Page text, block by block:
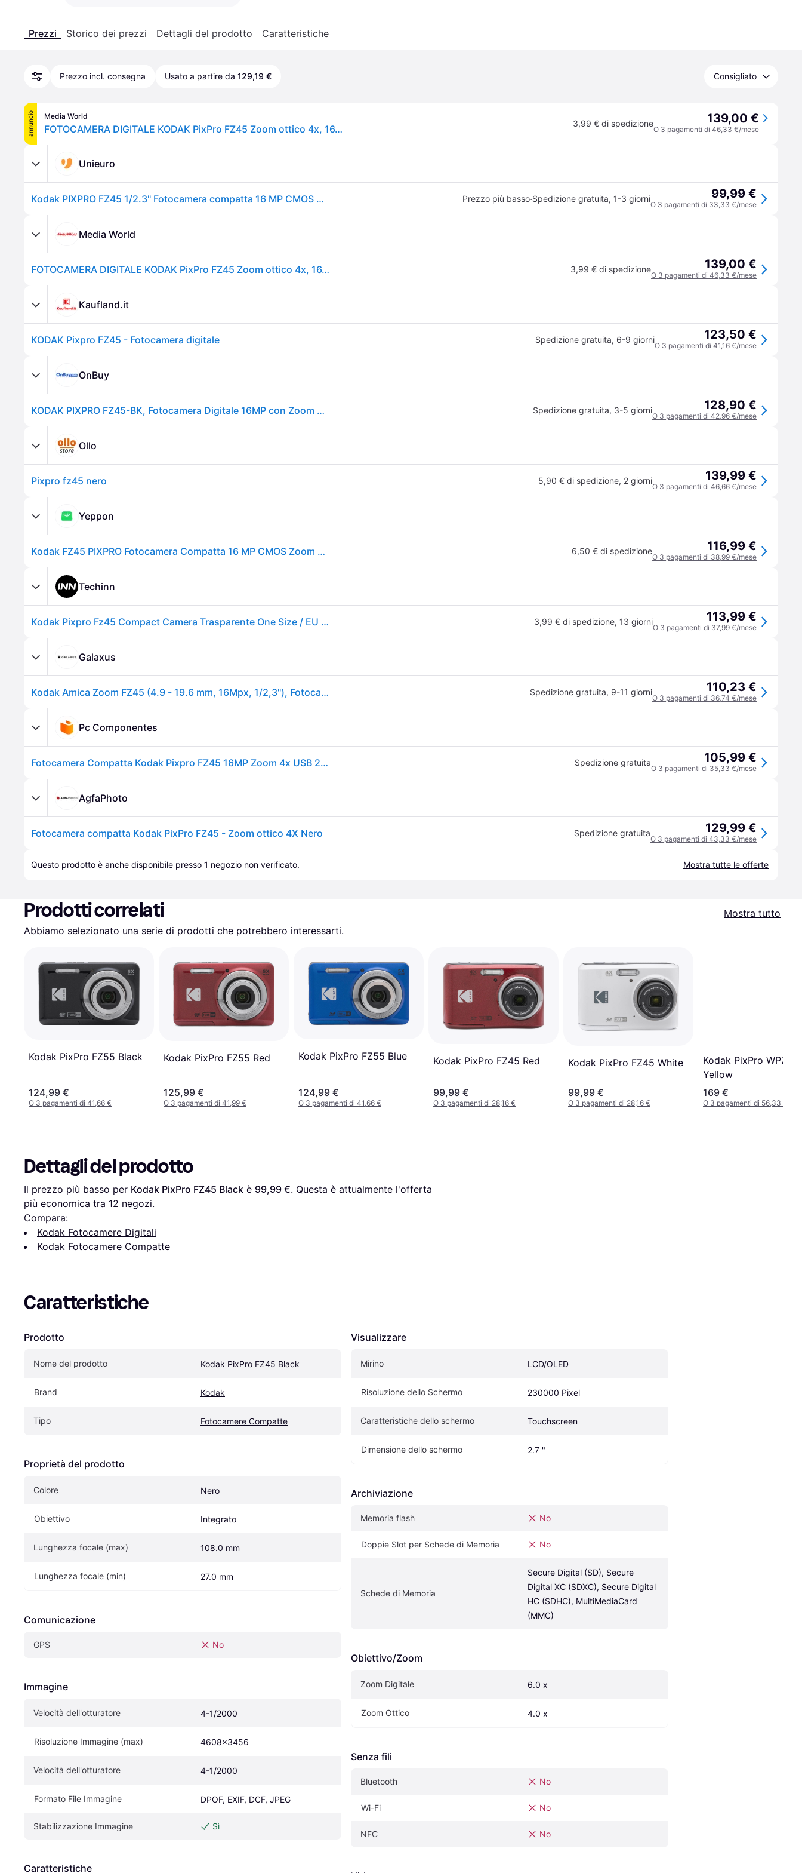
Prezzi Storico dei prezzi Dettagli del prodotto Caratteristiche
Prezzo incl. consegna Usato a partire da 129,19 € Consigliato
annuncio Media World
FOTOCAMERA DIGITALE KODAK PixPro FZ45 Zoom ottico 4x, 16,35 megapixel, NERO 3,99 € di spedizione 139,00 €
O 3 pagamenti di 46,33 €/mese
Unieuro
Kodak PIXPRO FZ45 1/2.3'' Fotocamera compatta 16 MP CMOS 4608 x 3456 Pixel Nero Prezzo più basso·Spedizione gratuita, 1-3 giorni 99,99 €
O 3 pagamenti di 33,33 €/mese
Media World
FOTOCAMERA DIGITALE KODAK PixPro FZ45 Zoom ottico 4x, 16,35 megapixel, NERO 3,99 € di spedizione 139,00 €
O 3 pagamenti di 46,33 €/mese
Kaufland.it
KODAK Pixpro FZ45 - Fotocamera digitale Spedizione gratuita, 6-9 giorni 123,50 €
O 3 pagamenti di 41,16 €/mese
OnBuy
KODAK PIXPRO FZ45-BK, Fotocamera Digitale 16MP con Zoom Ottico 4X, Angolo Larghezza 27mm, Schermo LCD 2 Spedizione gratuita, 3-5 giorni 128,90 €
O 3 pagamenti di 42,96 €/mese
Ollo
Pixpro fz45 nero 5,90 € di spedizione, 2 giorni 139,99 €
O 3 pagamenti di 46,66 €/mese
Yeppon
Kodak FZ45 PIXPRO Fotocamera Compatta 16 MP CMOS Zoom Ottico 4x Video Full HD 1080p colore Nero 6,50 € di spedizione 116,99 €
O 3 pagamenti di 38,99 €/mese
Techinn
Kodak Pixpro Fz45 Compact Camera Trasparente One Size / EU Plug 220V 3,99 € di spedizione, 13 giorni 113,99 €
O 3 pagamenti di 37,99 €/mese
Galaxus
Kodak Amica Zoom FZ45 (4.9 - 19.6 mm, 16Mpx, 1/2,3''), Fotocamera, Nero Spedizione gratuita, 9-11 giorni 110,23 €
O 3 pagamenti di 36,74 €/mese
Pc Componentes
Fotocamera Compatta Kodak Pixpro FZ45 16MP Zoom 4x USB 2.0 Stabilizzatore Nero Spedizione gratuita 105,99 €
O 3 pagamenti di 35,33 €/mese
AgfaPhoto
Fotocamera compatta Kodak PixPro FZ45 - Zoom ottico 4X Nero Spedizione gratuita 129,99 €
O 3 pagamenti di 43,33 €/mese
Questo prodotto è anche disponibile presso 1 negozio non verificato. Mostra tutte le offerte
Prodotti correlati
Mostra tutto
Abbiamo selezionato una serie di prodotti che potrebbero interessarti.
Kodak PixPro FZ55 Black
124,99 €
O 3 pagamenti di 41,66 €
Kodak PixPro FZ55 Red
125,99 €
O 3 pagamenti di 41,99 €
Kodak PixPro FZ55 Blue
124,99 €
O 3 pagamenti di 41,66 €
Kodak PixPro FZ45 Red
99,99 €
O 3 pagamenti di 28,16 €
Kodak PixPro FZ45 White
99,99 €
O 3 pagamenti di 28,16 €
Kodak PixPro WPZ2
Yellow
169 €
O 3 pagamenti di 56,33 €
Dettagli del prodotto
Il prezzo più basso per Kodak PixPro FZ45 Black è 99,99 €. Questa è attualmente l'offerta
più economica tra 12 negozi.
Compara:
Kodak Fotocamere Digitali
Kodak Fotocamere Compatte
Caratteristiche
Prodotto
Nome del prodotto Kodak PixPro FZ45 Black
Brand Kodak
Tipo Fotocamere Compatte
Proprietà del prodotto
Colore Nero
Obiettivo Integrato
Lunghezza focale (max) 108.0 mm
Lunghezza focale (min) 27.0 mm
Comunicazione
GPS No
Immagine
Velocità dell'otturatore 4-1/2000
Risoluzione Immagine (max) 4608x3456
Velocità dell'otturatore 4-1/2000
Formato File Immagine DPOF, EXIF, DCF, JPEG
Stabilizzazione Immagine Sì
Caratteristiche
Visualizzare
Mirino LCD/OLED
Risoluzione dello Schermo 230000 Pixel
Caratteristiche dello schermo Touchscreen
Dimensione dello schermo 2.7 "
Archiviazione
Memoria flash No
Doppie Slot per Schede di Memoria No
Schede di Memoria
Secure Digital (SD), Secure
Digital XC (SDXC), Secure Digital
HC (SDHC), MultiMediaCard
(MMC)
Obiettivo/Zoom
Zoom Digitale 6.0 x
Zoom Ottico 4.0 x
Senza fili
Bluetooth No
Wi-Fi No
NFC No